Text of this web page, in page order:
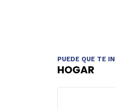
PUEDE QUE TE
HOGAR